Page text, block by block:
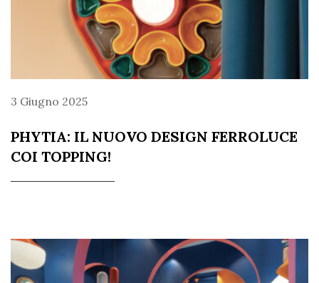
3 Giugno 2025
PHYTIA: IL NUOVO DESIGN FERROLUCE
COI TOPPING!